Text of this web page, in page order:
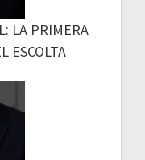
LA PRIMERA
ESCOLTA